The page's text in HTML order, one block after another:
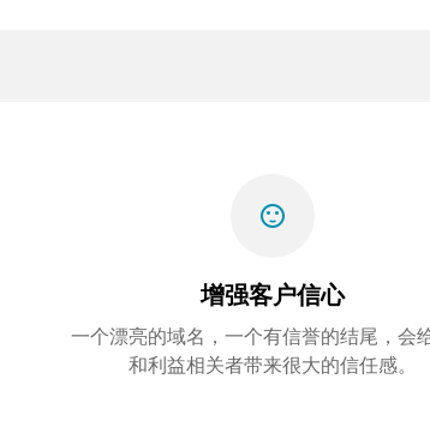
sentiment_satisfied
增强客户信心
一个漂亮的域名，一个有信誉的结尾，会
和利益相关者带来很大的信任感。